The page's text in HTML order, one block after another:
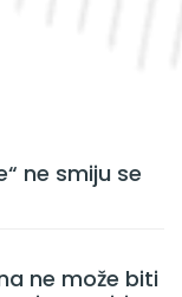
ne smiju se
ne može biti